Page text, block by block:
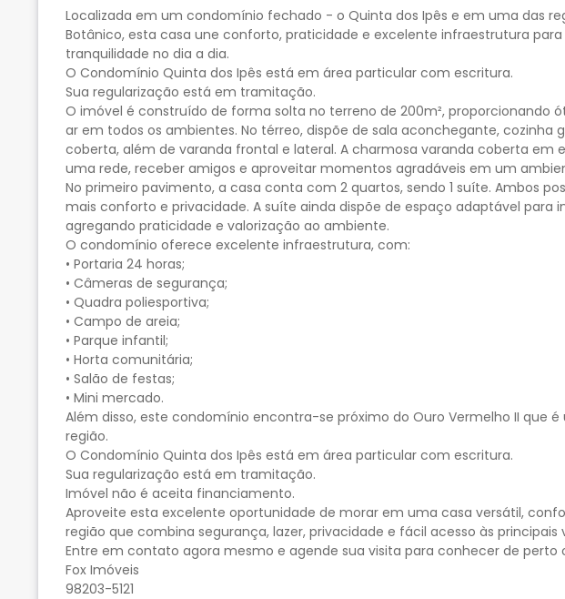
Localizada em um condomínio fechado - o Quinta dos Ipês e em uma das
Botânico, esta casa une conforto, praticidade e excelente infraestrutura
tranquilidade no dia a dia.
O Condomínio Quinta dos Ipês está em área particular com escritura.
Sua regularização está em tramitação.
O imóvel é construído de forma solta no terreno de 200m², proporcionando
ar em todos os ambientes. No térreo, dispõe de sala aconchegante, cozinha
coberta, além de varanda frontal e lateral. A charmosa varanda coberta em
uma rede, receber amigos e aproveitar momentos agradáveis em um
No primeiro pavimento, a casa conta com 2 quartos, sendo 1 suíte. Ambos
mais conforto e privacidade. A suíte ainda dispõe de espaço adaptável para
agregando praticidade e valorização ao ambiente.
O condomínio oferece excelente infraestrutura, com:
• Portaria 24 horas;
• Câmeras de segurança;
• Quadra poliesportiva;
• Campo de areia;
• Parque infantil;
• Horta comunitária;
• Salão de festas;
• Mini mercado.
Além disso, este condomínio encontra-se próximo do Ouro Vermelho II que
região.
O Condomínio Quinta dos Ipês está em área particular com escritura.
Sua regularização está em tramitação.
Imóvel não é aceita financiamento.
Aproveite esta excelente oportunidade de morar em uma casa versátil,
região que combina segurança, lazer, privacidade e fácil acesso às principais
Entre em contato agora mesmo e agende sua visita para conhecer de perto
Fox Imóveis
98203-5121